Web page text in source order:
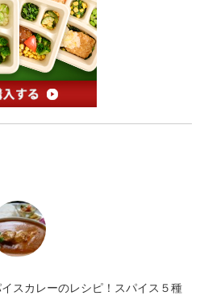
スカレーのレシピ！スパイス５種